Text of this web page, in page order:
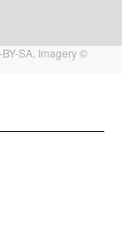
SA , Imagery ©